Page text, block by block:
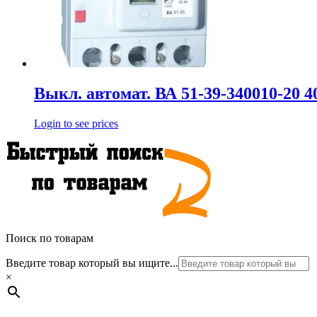
Выкл. автомат. ВА 51-39-340010-20
Login to see prices
Поиск по товарам
Введите товар который вы ищите...
×